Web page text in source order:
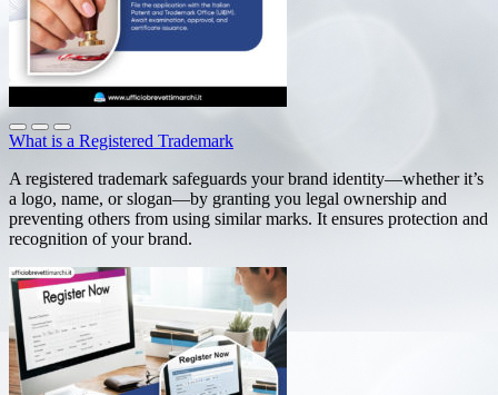
What is a Registered Trademark
A registered trademark safeguards your brand identity—whether it’s
a logo, name, or slogan—by granting you legal ownership and
preventing others from using similar marks. It ensures protection and
recognition of your brand.